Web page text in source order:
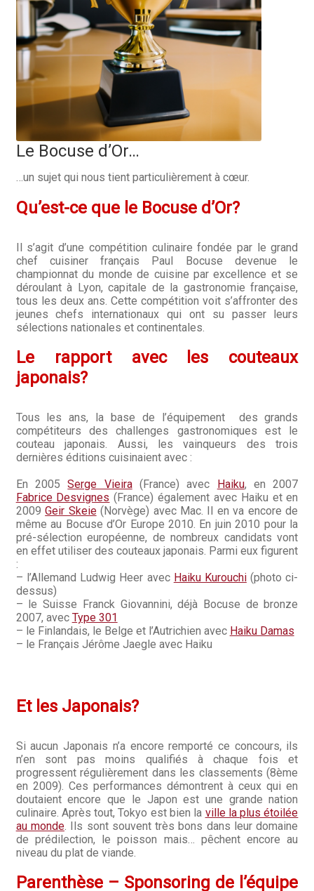
Hall of Fame
Bocuse d’Or
Ma sélection
Mon Compte
Partenaires
Plan du site
Politique de confidentialité
Politique en matière de remboursements et de retours
Questions / Réponses
Questions-Réponses?
Revendeurs
Revue de presse
Téléchargements
Thank you for booking
Tous les articles
Trouver mon couteau
Trouver mon magasin
Le Bocuse d’Or…
…un sujet qui nous tient particulièrement à cœur.
Qu’est-ce que le Bocuse d’Or?
Il s’agit d’une compétition culinaire fondée par le grand
chef cuisiner français Paul Bocuse devenue le
championnat du monde de cuisine par excellence et se
déroulant à Lyon, capitale de la gastronomie française,
tous les deux ans. Cette compétition voit s’affronter des
jeunes chefs internationaux qui ont su passer leurs
sélections nationales et continentales.
Le rapport avec les couteaux
japonais?
Tous les ans, la base de l’équipement des grands
compétiteurs des challenges gastronomiques est le
couteau japonais. Aussi, les vainqueurs des trois
dernières éditions cuisinaient avec :
En 2005Serge Vieira(France) avec Haiku, en 2007
Fabrice Desvignes (France) également avec Haiku et en
2009Geir Skeie(Norvège) avec Mac. Il en va encore de
même au Bocuse d’Or Europe 2010. En juin 2010 pour la
pré-sélection européenne, de nombreux candidats vont
en effet utiliser des couteaux japonais. Parmi eux figurent
:
– l’Allemand Ludwig Heer avec Haiku Kurouchi(photo ci-
dessus)
– le Suisse Franck Giovannini, déjà Bocuse de bronze
2007, avec Type 301
– le Finlandais, le Belge et l’Autrichien avec Haiku Damas
– le Français Jérôme Jaegle avec Haiku
Et les Japonais?
Si aucun Japonais n’a encore remporté ce concours, ils
n’en sont pas moins qualifiés à chaque fois et
progressent régulièrement dans les classements (8ème
en 2009). Ces performances démontrent à ceux qui en
doutaient encore que le Japon est une grande nation
culinaire. Après tout, Tokyo est bien la ville la plus étoilée
au monde. Ils sont souvent très bons dans leur domaine
de prédilection, le poisson mais… pêchent encore au
niveau du plat de viande.
Parenthèse – Sponsoring de l’équipe